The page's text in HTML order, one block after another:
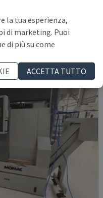
12.000 €
la tua esperienza,
di marketing. Puoi
di più su come
ACCETTA TUTTO